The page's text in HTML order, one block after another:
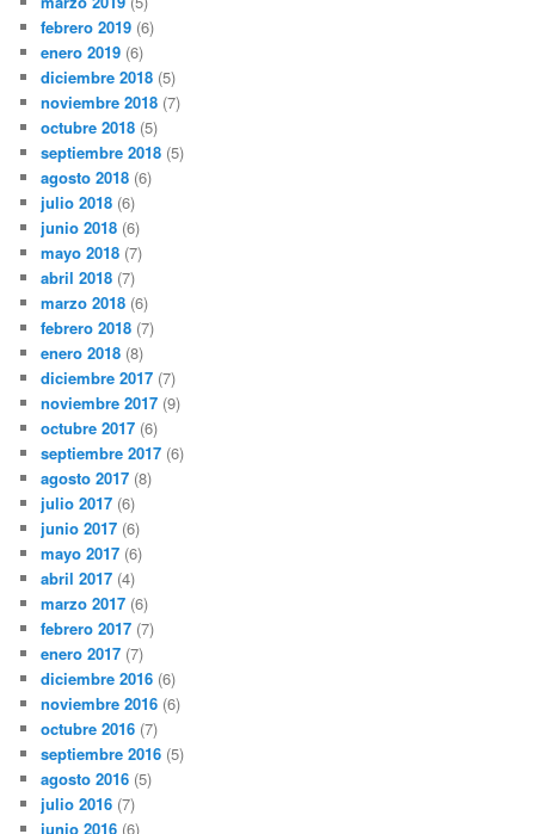
febrero 2019 (6)
enero 2019 (6)
diciembre 2018 (5)
noviembre 2018 (7)
octubre 2018 (5)
septiembre 2018 (5)
agosto 2018 (6)
julio 2018 (6)
junio 2018 (6)
mayo 2018 (7)
abril 2018 (7)
marzo 2018 (6)
febrero 2018 (7)
enero 2018 (8)
diciembre 2017 (7)
noviembre 2017 (9)
octubre 2017 (6)
septiembre 2017 (6)
agosto 2017 (8)
julio 2017 (6)
junio 2017 (6)
mayo 2017 (6)
abril 2017 (4)
marzo 2017 (6)
febrero 2017 (7)
enero 2017 (7)
diciembre 2016 (6)
noviembre 2016 (6)
octubre 2016 (7)
septiembre 2016 (5)
agosto 2016 (5)
julio 2016 (7)
junio 2016 (6)